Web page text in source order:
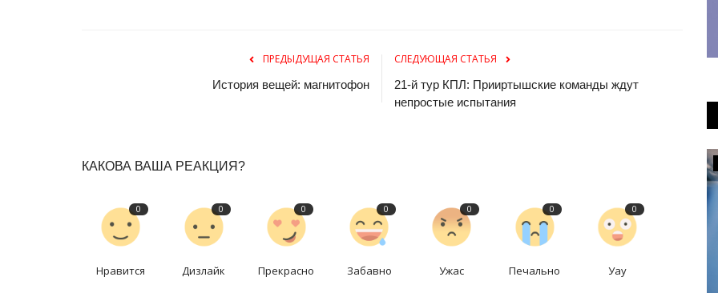
ПРЕДЫДУЩАЯ СТАТЬЯ
История вещей: магнитофон
СЛЕДУЮЩАЯ СТАТЬЯ
21-й тур КПЛ: Прииртышские команды ждут
непростые испытания
КАКОВА ВАША РЕАКЦИЯ?
0
Нравится
0
Дизлайк
0
Прекрасно
0
Забавно
0
Ужас
0
Печально
0
Уау
Мир музеев